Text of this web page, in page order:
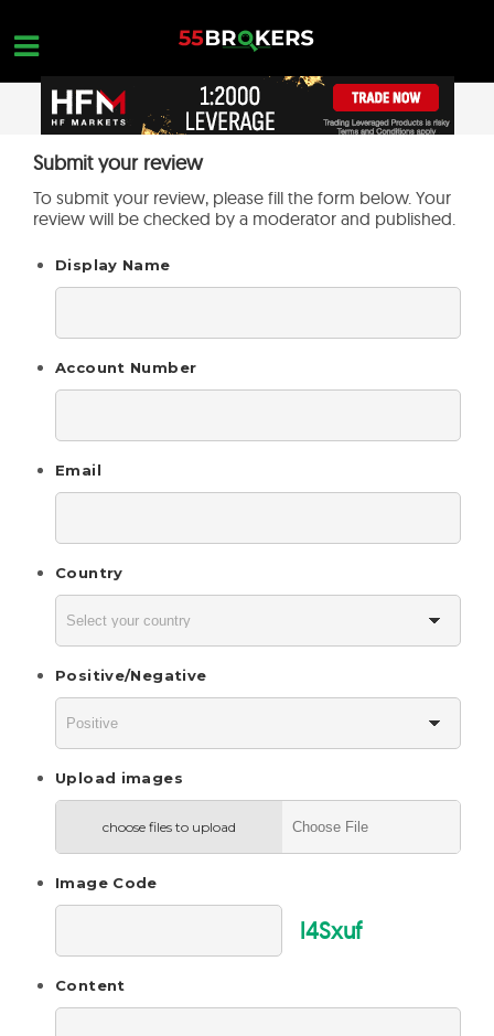
content
MEILLEUR BROKER FOREX
ARNAQUE TRADING
DEMANDES DE COMMERCE
NOUS CONTACTER
OUVREZ UN COMPTE GRATUIT
OPEN A FREE ACCOUNT
Nothing found...
Submit your review
To submit your review, please fill the form below. Your
review will be checked by a moderator and published.
Display Name
Account Number
Email
Country
Positive/Negative
Upload images
choose files to upload
Image Code
l4Sxuf
Content